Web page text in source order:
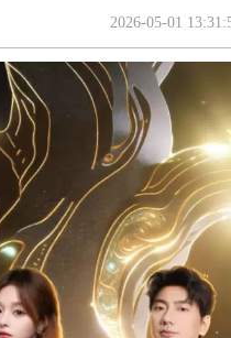
2026-05-01